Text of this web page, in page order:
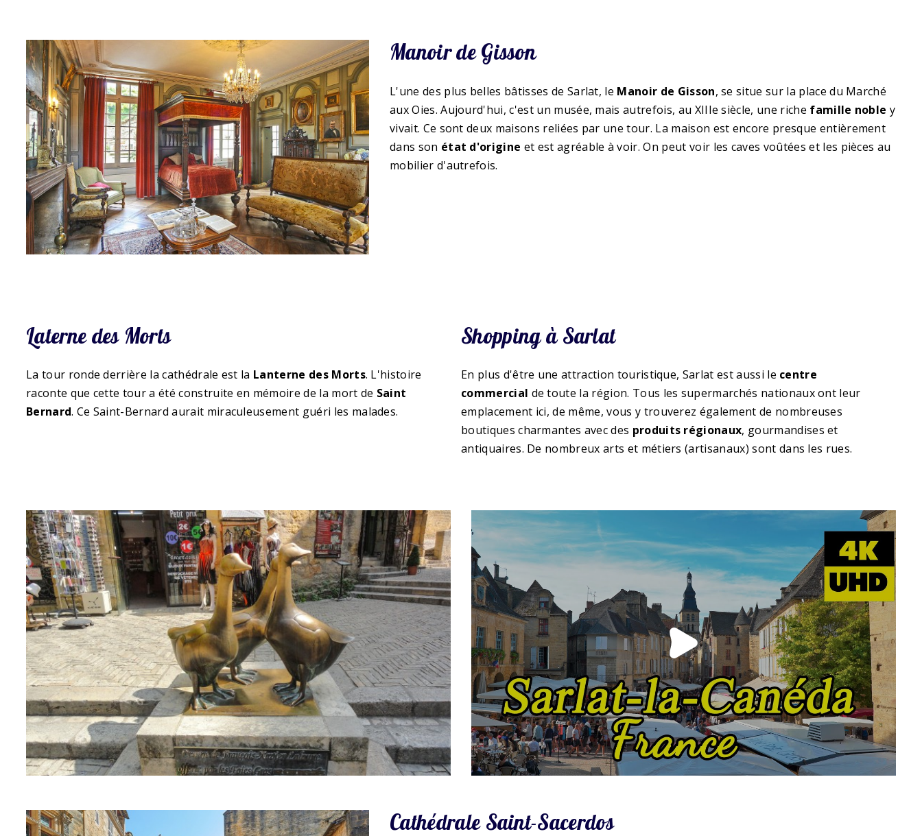
Manoir de Gisson
L'une des plus belles bâtisses de Sarlat, le Manoir de Gisson, se situe sur la place du Marché
aux Oies. Aujourd'hui, c'est un musée, mais autrefois, au XIIIe siècle, une riche famille noble y
vivait. Ce sont deux maisons reliées par une tour. La maison est encore presque entièrement
dans son état d'origine et est agréable à voir. On peut voir les caves voûtées et les pièces au
mobilier d'autrefois.
Laterne des Morts
La tour ronde derrière la cathédrale est la Lanterne des Morts. L'histoire
raconte que cette tour a été construite en mémoire de la mort de Saint
Bernard. Ce Saint-Bernard aurait miraculeusement guéri les malades.
Shopping à Sarlat
En plus d'être une attraction touristique, Sarlat est aussi le centre
commercial de toute la région. Tous les supermarchés nationaux ont leur
emplacement ici, de même, vous y trouverez également de nombreuses
boutiques charmantes avec des produits régionaux, gourmandises et
antiquaires. De nombreux arts et métiers (artisanaux) sont dans les rues.
Cathédrale Saint-Sacerdos